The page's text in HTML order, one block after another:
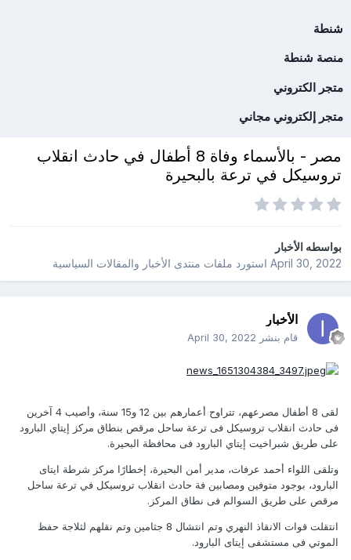
شنطة
منصة شنطة
متجر الكتروني
متجر إلكتروني مجاني
مصر - بالأسماء وفاة 8 أطفال في حادث انقلاب
تروسيكل في ترعة بالبحيرة
بواسطهالأخبار
April 30, 2022استورد ملفات منتدى الأخبار والمقالات السياسية
الأخبار
قام بنشر April 30, 2022
لقى 8 أطفال مصرعهم، تتراوح أعمارهم بين 12 و15 سنة، وأصيب 4 آخرين
فى حادث انقلاب تروسيكل فى ترعة ساحل مرقص بنطاق مركز إيتاي البارود
على طريق شبراخيت إيتاي البارود فى محافظة البحيرة.
وتلقى اللواء أحمد عرفات، مدير أمن البحيرة، إخطارًا مركز شرطة ايتاى
البارود، بوجود متوفين ومصابين فة حادث انقلاب تروسيكل في ترعة ساحل
مرقص على طريق السوالم فى نطاق المركز.
انتقلت قوات الانقاذ النهري وتم انتشال 8 جثامين وتم نقلهم لثلاجة حفظ
الموتي فى مستشفى إيتاى البارود.